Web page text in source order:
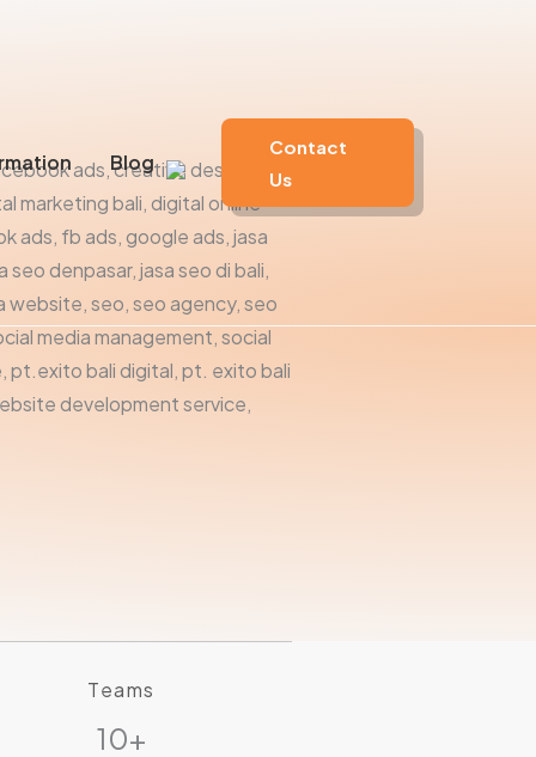
Blog
Contact
Us
Teams
10+